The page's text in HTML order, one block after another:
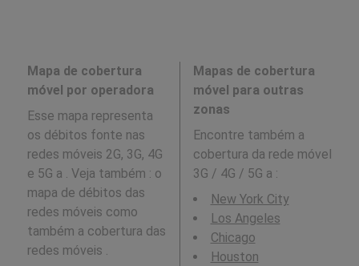
Mapa de cobertura
móvel por operadora
Esse mapa representa
os débitos fonte nas
redes móveis 2G, 3G, 4G
e 5G a . Veja também : o
mapa de débitos das
redes móveis como
também a cobertura das
redes móveis .
Mapas de cobertura
móvel para outras
zonas
Encontre também a
cobertura da rede móvel
3G / 4G / 5G a :
New York City
Los Angeles
Chicago
Houston